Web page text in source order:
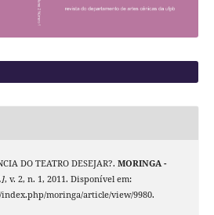
DO TEATRO DESEJAR?. MORINGA -
, v. 2, n. 1, 2011. Disponível em:
moringa/article/view/9980.